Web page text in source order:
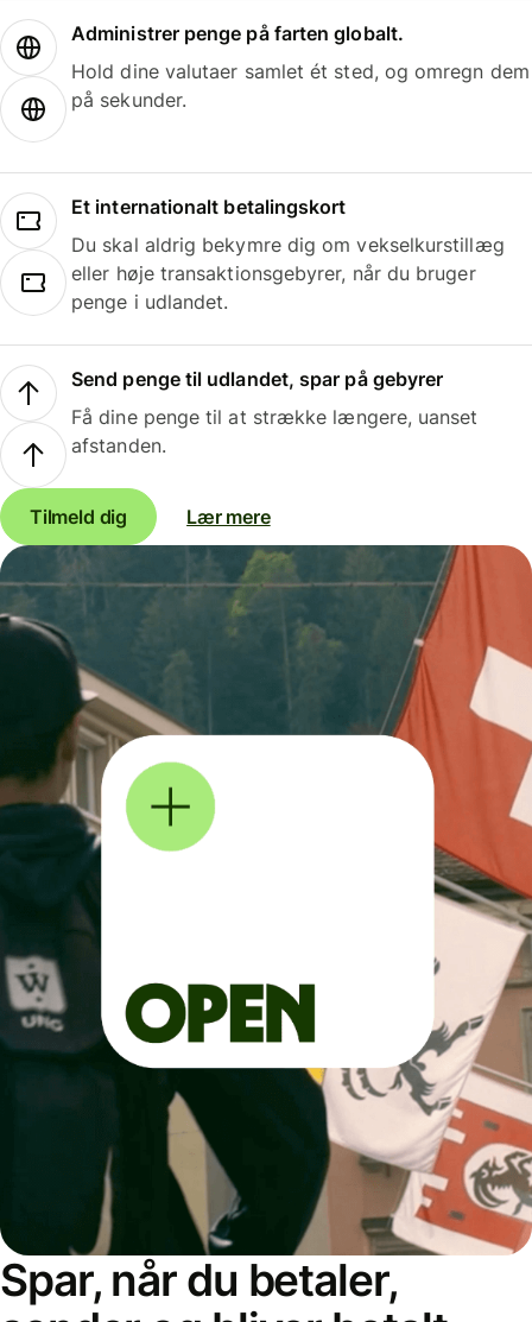
Administrer penge på farten globalt.
Hold dine valutaer samlet ét sted, og omregn dem
på sekunder.
Et internationalt betalingskort
Du skal aldrig bekymre dig om vekselkurstillæg
eller høje transaktionsgebyrer, når du bruger
penge i udlandet.
Send penge til udlandet, spar på gebyrer
Få dine penge til at strække længere, uanset
afstanden.
Tilmeld dig Lær mere
Spar, når du betaler,